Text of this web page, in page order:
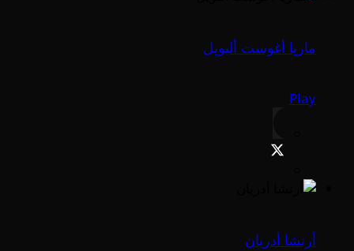
ماريا أغوست ألبويل
Play
أرنشا أدريان